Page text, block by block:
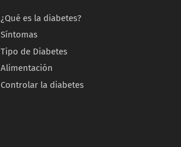
¿Qué es la diabetes?
Síntomas
Tipo de Diabetes
Alimentación
Controlar la diabetes